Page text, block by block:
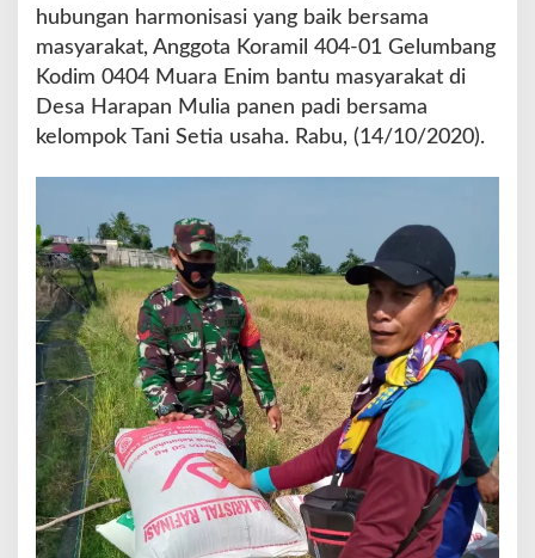
p
u
R
a
h
a
A
r
i
s
B
a
b
i
n
s
r
hubungan harmonisasi yang baik bersama
masyarakat, Anggota Koramil 404-01 Gelumbang
Kodim 0404 Muara Enim bantu masyarakat di
Desa Harapan Mulia panen padi bersama
kelompok Tani Setia usaha. Rabu, (14/10/2020).